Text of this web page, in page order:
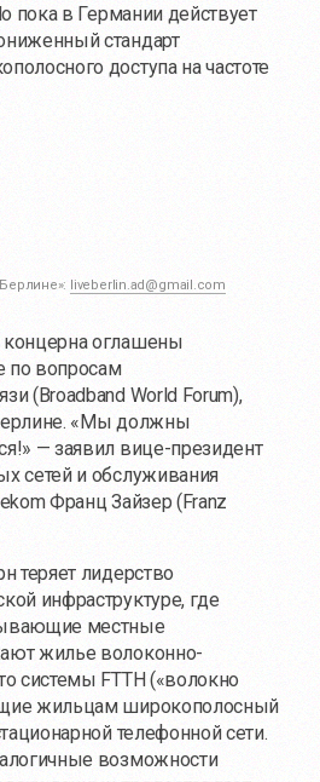
пока в Германии действует
стандарт
доступа на частоте
liveberlin.ad@gmail.com
оглашены
по вопросам
(Broadband World Forum),
«Мы должны
— заявил вице-президент
сетей и обслуживания
Франц Зайзер (Franz
теряет лидерство
инфраструктуре, где
местные
жилье волоконно-
системы FTTH («волокно
жильцам широкополосный
телефонной сети.
возможности